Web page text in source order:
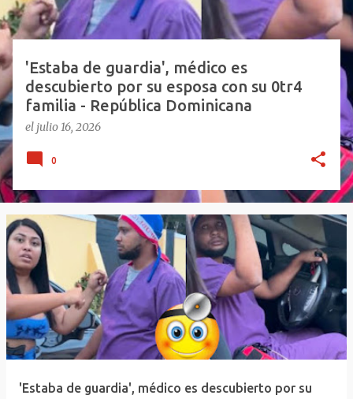
d
a
s
'Estaba de guardia', médico es
descubierto por su esposa con su 0tr4
familia - República Dominicana
el julio 16, 2026
0
'Estaba de guardia', médico es descubierto por su